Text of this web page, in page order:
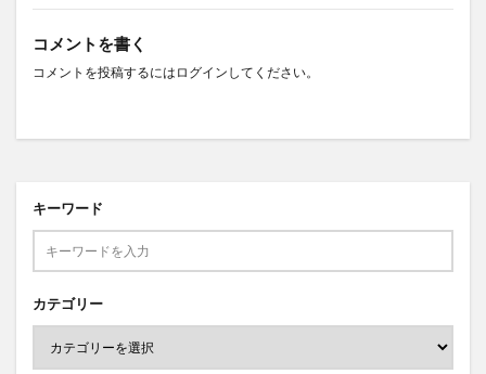
コメントを書く
コメントを投稿するには ログイン してください。
キーワード
カテゴリー